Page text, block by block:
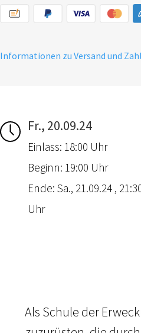
Informationen zu Versand und
Fr., 20.09.24
Einlass: 18:00 Uhr
Beginn: 19:00 Uhr
Ende: Sa., 21.09.24 ,
Uhr
Als Schule der